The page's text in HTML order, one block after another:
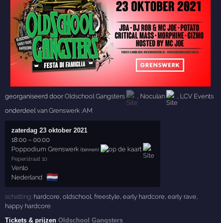
georganiseerd doorOldschool Gangsters , Noculan , LCV Events
onderdeel vanGrenswerk :AM
zaterdag 23 oktober 2021
18:00 –00:00
Poppodium Grenswerk (binnen)
Peperstraat 10
Venlo
Nederland
🇳🇱
schatting: hardcore ,oldschool ,freestyle ,early hardcore ,early rave
happy hardcore
Tickets & prijzenOldschool Gangsters